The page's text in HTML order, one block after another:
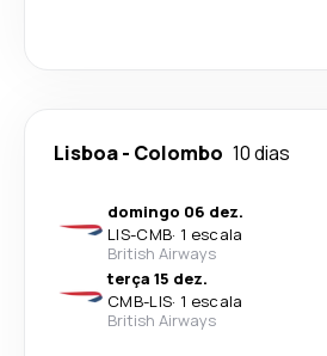
Lisboa- Colombo 10 dias
domingo 06 dez.
LIS-CMB· 1 escala
British Airways
terça 15 dez.
CMB-LIS· 1 escala
British Airways